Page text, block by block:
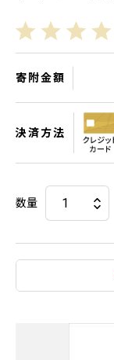
寄附金額
決済方法
数量